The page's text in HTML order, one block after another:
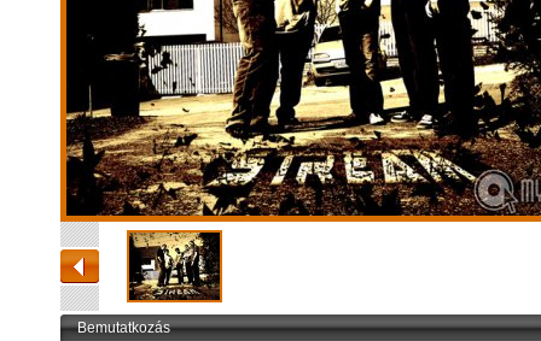
Bemutatkozás